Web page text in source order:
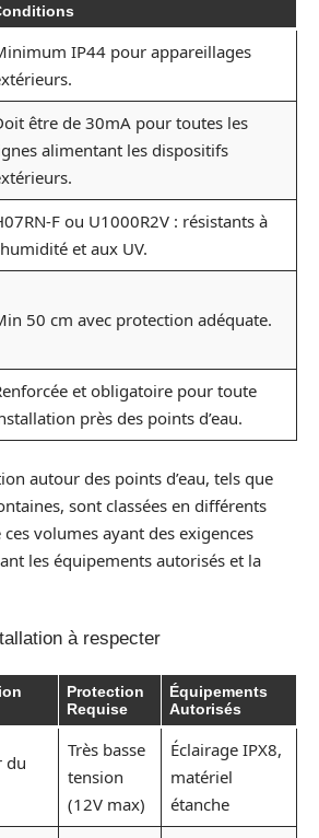
IP44 pour appareillages
être de 30mA pour toutes les
alimentant les dispositifs
F ou U1000R2V : résistants à
et aux UV.
50 cm avec protection adéquate.
et obligatoire pour toute
près des points d’eau.
autour des points d’eau, tels que
sont classées en différents
volumes ayant des exigences
les équipements autorisés et la
à respecter
Protection
Requise
Équipements
Autorisés
du
Très basse
tension
(12V max)
Éclairage IPX8,
matériel
étanche